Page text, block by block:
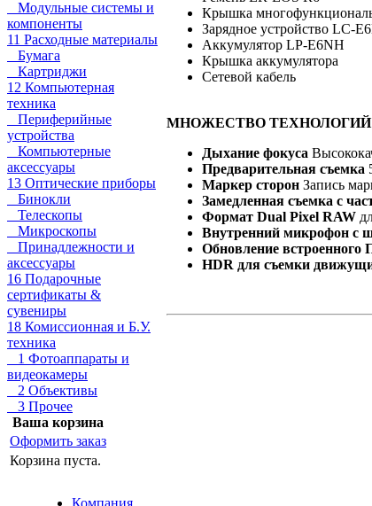
Модульные системы и
компоненты
11 Расходные материалы
Бумага
Картриджи
12 Компьютерная
техника
Периферийные
устройства
Компьютерные
аксессуары
13 Оптические приборы
Бинокли
Телескопы
Микроскопы
Принадлежности и
аксессуары
16 Подарочные
сертификаты &
сувениры
18 Комиссионная и Б.У.
техника
1 Фотоаппараты и
видеокамеры
2 Объективы
3 Прочее
Ваша корзина
Оформить заказ
Корзина пуста.
Крышка
Зарядное устройство LC-
Аккумулятор LP-E6NH
Крышка аккумулятора
Сетевой кабель
МНОЖЕСТВО ТЕХНОЛОГИЙ
Дыхание фокуса
Предварительная съемка
Маркер сторон Запись
Замедленная съемка с
Формат Dual Pixel RAW
Внутренний микрофон с
Обновление встроенного
HDR для съемки
Компания